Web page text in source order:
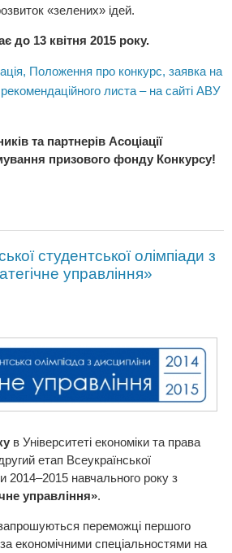
«зелених» ідей.
до 13 квітня 2015 року.
Положення про конкурс, заявка на
листа – на сайті АВУ
та партнерів Асоціації
призового фонду Конкурсу!
студентської олімпіади з
управління»
в Університеті економіки та права
етап Всеукраїнської
2014–2015 навчального року з
управління».
переможці першого
економічними спеціальностями на